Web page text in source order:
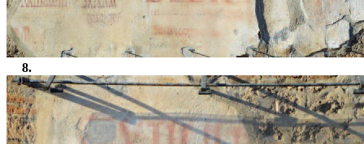
8.